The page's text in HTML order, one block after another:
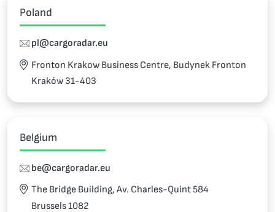
Poland
pl@cargoradar.eu
Fronton Krakow Business Centre, Budynek Fronton
Kraków 31-403
Belgium
be@cargoradar.eu
The Bridge Building, Av. Charles-Quint 584
Brussels 1082